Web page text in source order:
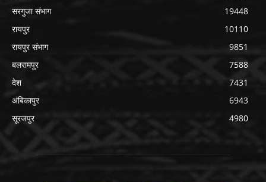
सरगुजा संभाग
19448
रायपुर
10110
रायपुर संभाग
9851
बलरामपुर
7588
देश
7431
अंबिकापुर
6943
सूरजपुर
4980